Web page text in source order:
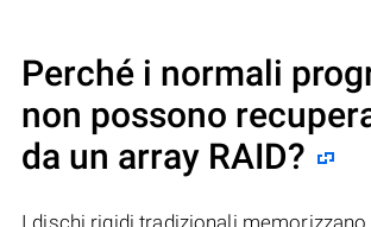
Perché i normali
non possono
da un array RAID?